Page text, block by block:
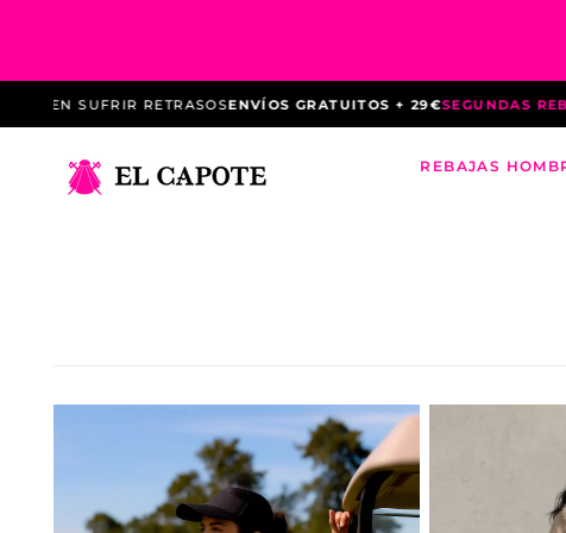
ENVÍOS GRATUITOS + 29€SEGUNDAS REBAJASHASTA -60% DTO
REBAJAS